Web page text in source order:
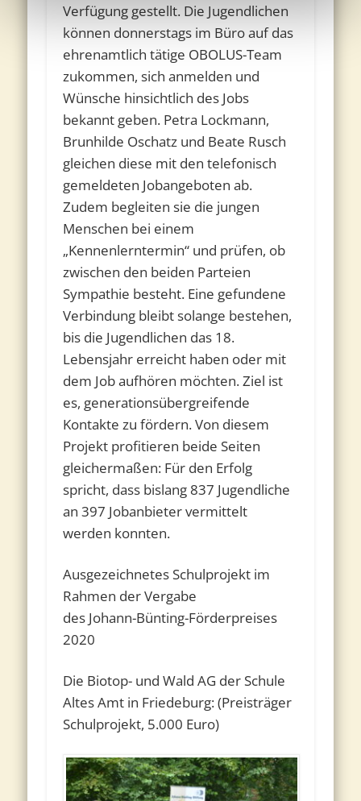
Verfügung gestellt. Die Jugendlichen
können donnerstags im Büro auf das
ehrenamtlich tätige OBOLUS-Team
zukommen, sich anmelden und
Wünsche hinsichtlich des Jobs
bekannt geben. Petra Lockmann,
Brunhilde Oschatz und Beate Rusch
gleichen diese mit den telefonisch
gemeldeten Jobangeboten ab.
Zudem begleiten sie die jungen
Menschen bei einem
„Kennenlerntermin“ und prüfen, ob
zwischen den beiden Parteien
Sympathie besteht. Eine gefundene
Verbindung bleibt solange bestehen,
bis die Jugendlichen das 18.
Lebensjahr erreicht haben oder mit
dem Job aufhören möchten. Ziel ist
es, generationsübergreifende
Kontakte zu fördern. Von diesem
Projekt profitieren beide Seiten
gleichermaßen: Für den Erfolg
spricht, dass bislang 837 Jugendliche
an 397 Jobanbieter vermittelt
werden konnten.
Ausgezeichnetes Schulprojekt im
Rahmen der Vergabe
des Johann-Bünting-Förderpreises
2020
Die Biotop- und Wald AG der Schule
Altes Amt in Friedeburg: (Preisträger
Schulprojekt, 5.000 Euro)